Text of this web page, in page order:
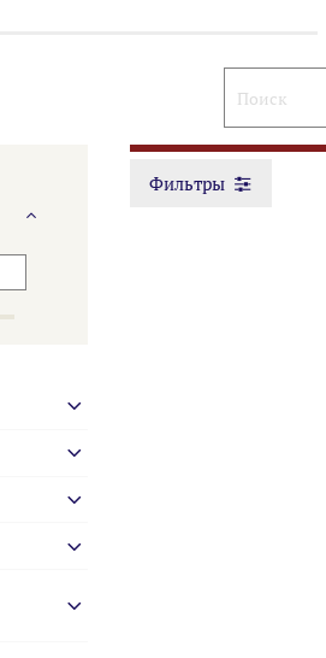
Фильтры